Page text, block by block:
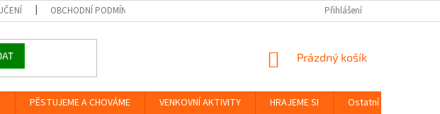
OBCHODNÍ PODMÍNKY ZÁSADY OCHRANY
Přihlášení
NÁKUPNÍ
Prázdný košík
PĚSTUJEME A CHOVÁME VENKOVNÍ AKTIVITY HRAJEME SI Ostatní